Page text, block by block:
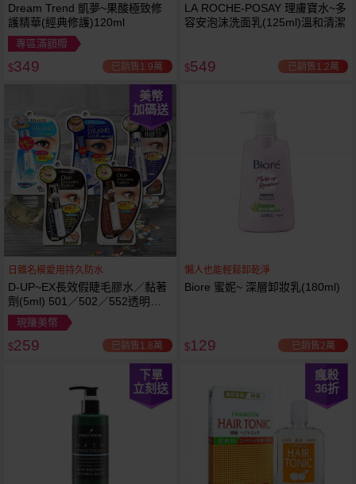
Dream Trend 凱夢~果酸極致修
護精華(經典修護)120ml
專區滿額贈
$349 已銷售1.9萬
LA ROCHE-POSAY 理膚寶水~多
容安泡沫洗面乳(125ml)溫和清潔
$549 已銷售1.2萬
美幣
加碼送
日雜名模愛用持久防水
D-UP~EX長效假睫毛膠水／黏著
劑(5ml) 501／502／552透明／
553黑色／554咖啡色 款式可選
現賺美幣
$259 已銷售1.8萬
懶人也能輕鬆卸乾淨
Biore 蜜妮~ 深層卸妝乳(180ml)
$129 已銷售2萬
下單
立刻送
瘋殺
36折